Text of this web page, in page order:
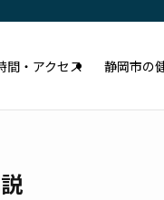
間・アクセス 静岡市の